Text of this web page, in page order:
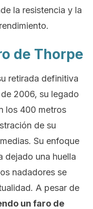
la resistencia y la
de Thorpe
retirada definitiva
2006, su legado
los 400 metros
de su
Su enfoque
dejado una huella
nadadores se
A pesar de
un faro de